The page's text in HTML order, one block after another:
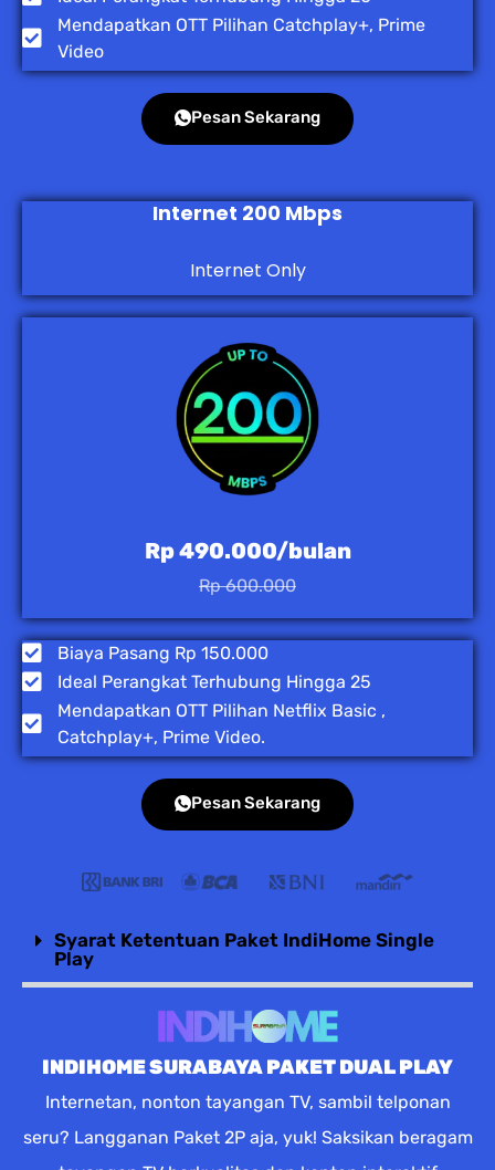
Mendapatkan OTT Pilihan Catchplay+, Prime
Video
Pesan Sekarang
Internet 200 Mbps
Internet Only
Rp 490.000/bulan
Rp 600.000
Biaya Pasang Rp 150.000
Ideal Perangkat Terhubung Hingga 25
Mendapatkan OTT Pilihan Netflix Basic ,
Catchplay+, Prime Video.
Pesan Sekarang
Syarat Ketentuan Paket IndiHome Single
Play
INDIHOME SURABAYA PAKET DUAL PLAY
Internetan, nonton tayangan TV, sambil telponan
seru? Langganan Paket 2P aja, yuk! Saksikan beragam